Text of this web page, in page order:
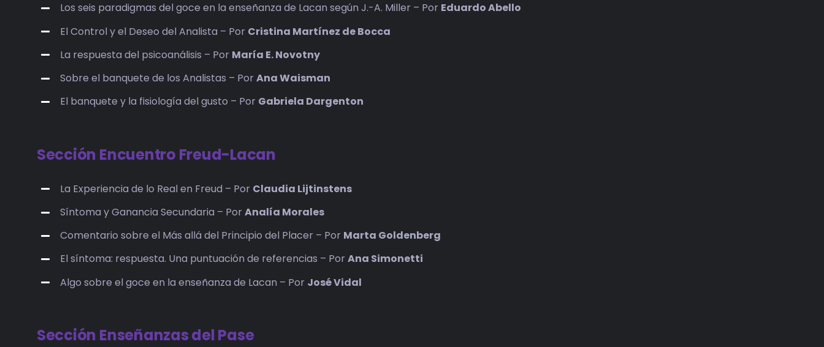
Los seis paradigmas del goce en la enseñanza de Lacan según J.-A. Miller – Por Eduardo Abello
El Control y el Deseo del Analista – Por Cristina Martínez de Bocca
La respuesta del psicoanálisis – Por María E. Novotny
Sobre el banquete de los Analistas – PorAna Waisman
El banquete y la fisiología del gusto – Por Gabriela Dargenton
Sección Encuentro Freud-Lacan
La Experiencia de lo Real en Freud – Por Claudia Lijtinstens
Síntoma y Ganancia Secundaria – PorAnalía Morales
Comentario sobre el Más allá del Principio del Placer – Por Marta Goldenberg
El síntoma: respuesta. Una puntuación de referencias – PorAna Simonetti
Algo sobre el goce en la enseñanza de Lacan – Por José Vidal
Sección Enseñanzas del Pase